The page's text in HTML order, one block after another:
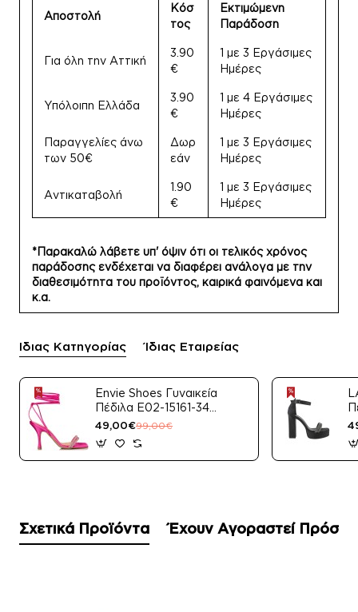
Αποστολή
Κόσ
τος
Εκτιμώμενη
Παράδοση
Για όλη την Αττική
3.90
€
1 με 3 Εργάσιμες
Ημέρες
Υπόλοιπη Ελλάδα
3.90
€
1 με 4 Εργάσιμες
Ημέρες
Παραγγελίες άνω
των 50€
Δωρ
εάν
1 με 3 Εργάσιμες
Ημέρες
Αντικαταβολή
1.90
€
1 με 3 Εργάσιμες
Ημέρες
*Παρακαλώ λάβετε υπ' όψιν ότι οι τελικός χρόνος
παράδοσης ενδέχεται να διαφέρει ανάλογα με την
διαθεσιμότητα του προϊόντος, καιρικά φαινόμενα και
κ.α.
Ίδιας Κατηγορίας Ίδιας Εταιρείας
Envie Shoes Γυναικεία
Πέδιλα E02-15161-34
Μαύρο Satin
49,00€99,00€
Σχετικά Προϊόντα Έχουν Αγοραστεί